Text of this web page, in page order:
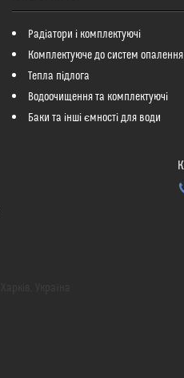
Радіатори і комплектуючі
Комплектуюче до систем опалення
Тепла підлога
Водоочищення та комплектуючі
Баки та інші ємності для води